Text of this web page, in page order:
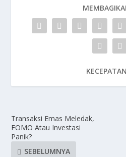
Transaksi Emas Meledak,
FOMO Atau Investasi
Panik?
SEBELUMNYA